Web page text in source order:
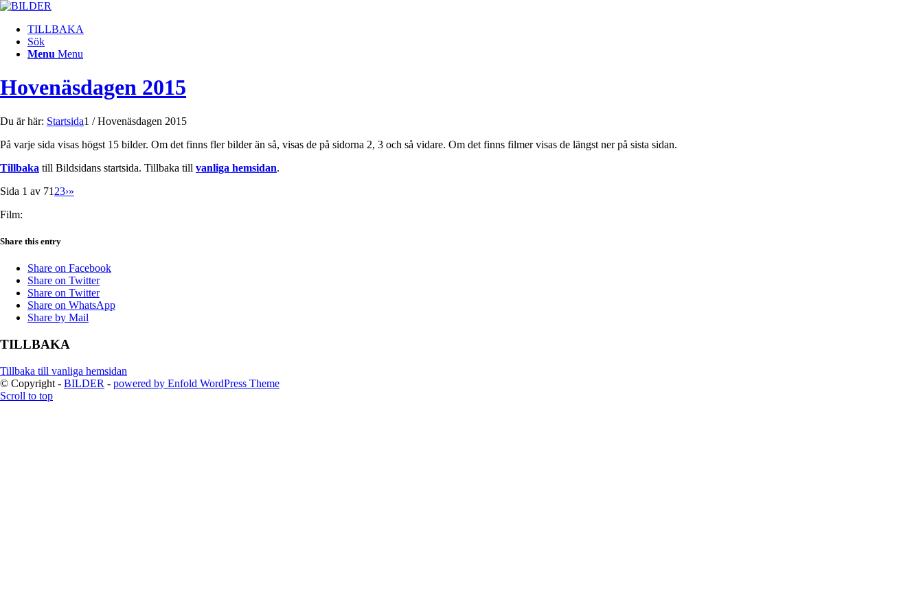
TILLBAKA
Sök
Menu Menu
Hovenäsdagen 2015
Du är här: Startsida1 / Hovenäsdagen 2015
På varje sida visas högst 15 bilder. Om det finns fler bilder än så, visas de på sidorna 2, 3 och så vidare. Om det finns filmer visas de längst ner på sista sidan.
Tillbaka till Bildsidans startsida. Tillbaka till vanliga hemsidan.
Sida 1 av 71 23›»
Film:
Share this entry
Share on Facebook
Share on Twitter
Share on Twitter
Share on WhatsApp
Share by Mail
TILLBAKA
Tillbaka till vanliga hemsidan
© Copyright - BILDER - powered by Enfold WordPress Theme
Scroll to top